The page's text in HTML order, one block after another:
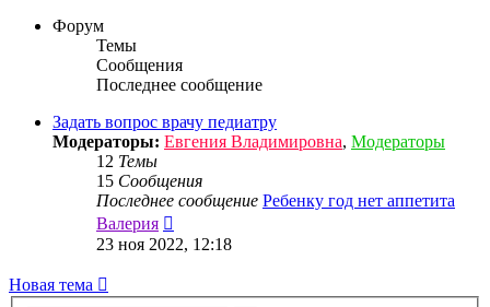
Форум
Темы
Сообщения
Последнее сообщение
Задать вопрос врачу педиатру
Модераторы: Евгения Владимировна, Модераторы
12 Темы
15 Сообщения
Последнее сообщение Ребенку год нет аппетита
Валерия
к
последнему
23 ноя 2022, 12:18
Новая тема